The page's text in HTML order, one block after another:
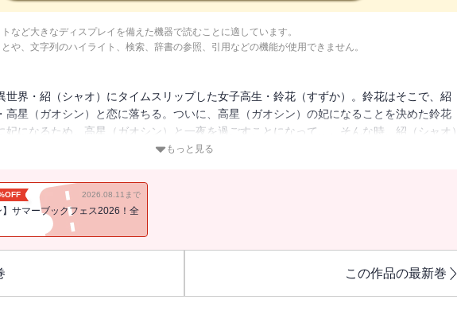
など大きなディスプレイを備えた機器で読むことに適しています。
や、文字列のハイライト、検索、辞書の参照、引用などの機能が使用できません。
世界・紹（シャオ）にタイムスリップした女子高生・鈴花（すずか）。鈴花はそこで、紹
高星（ガオシン）と恋に落ちる。ついに、高星（ガオシン）の妃になることを決めた鈴花
妃になるため、高星（ガオシン）と一夜を過ごすことになって…。そんな時、紹（シャオ）
ウェンルーが鈴花（すずか）をさらってしまい―――!?
もっと見る
2026.08.11まで
】サマーブックフェス2026！全
この作品の最新巻